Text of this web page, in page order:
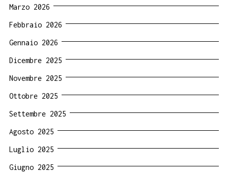
Marzo 2026
Febbraio 2026
Gennaio 2026
Dicembre 2025
Novembre 2025
Ottobre 2025
Settembre 2025
Agosto 2025
Luglio 2025
Giugno 2025